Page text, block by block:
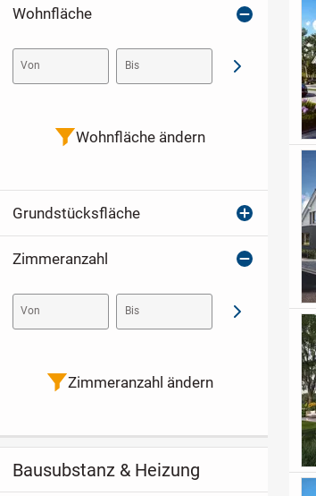
Wohnfläche
Von Bis Abschicken
Wohnfläche ändern
Grundstücksfläche
Zimmeranzahl
Von Bis Abschicken
Zimmeranzahl ändern
Bausubstanz & Heizung